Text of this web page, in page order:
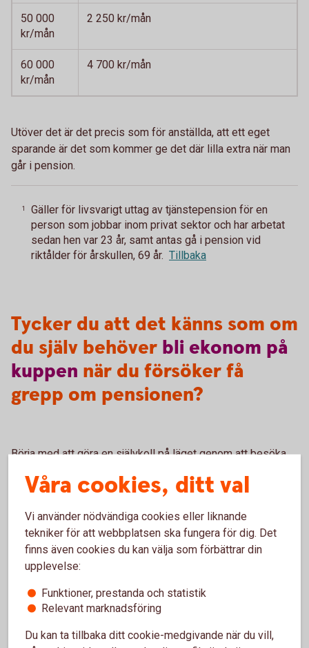
50 000
kr/mån
2 250 kr/mån
60 000
kr/mån
4 700 kr/mån
Utöver det är det precis som för anställda, att ett eget
sparande är det som kommer ge det där lilla extra när man
går i pension.
1
Gäller för livsvarigt uttag av tjänstepension för en
person som jobbar inom privat sektor och har arbetat
sedan hen var 23 år, samt antas gå i pension vid
riktålder för årskullen, 69 år. Tillbaka
Tycker du att det känns som om
du själv behöver bli ekonom på
kuppen när du försöker få
grepp om pensionen?
Börja med att göra en självkoll på läget genom att besöka
uträkningar ser ut och vad du kommer att få ut när du går i
Pension
Läs mer om olika områden inom pension.
Pension - merinformation
Våra cookies, ditt val
Vi använder nödvändiga cookies eller liknande
tekniker för att webbplatsen ska fungera för dig. Det
finns även cookies du kan välja som förbättrar din
upplevelse:
Funktioner, prestanda och statistik
Relevant marknadsföring
Du kan ta tillbaka ditt cookie-medgivande när du vill,